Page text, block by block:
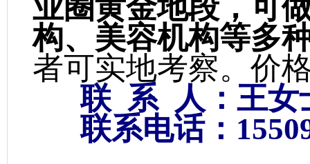
业圈黄金地段，可
构、美容机构等多
者可实地考察。价
联 系 人：王女
联系电话：